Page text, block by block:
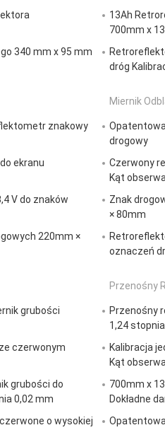
340 mm x 95 mm
13Ah
700mm x
dróg
znakowy
ekranu
V do znaków
220mm ×
Miernik
drogowy
Czerwony
Kąt
Znak
× 80mm
oznaczeń
grubości
czerwonym
grubości do
0,02 mm
o wysokiej
Przenośny
Przenośny
1,24
Kalibracja
Kąt
700mm x
Dokładne